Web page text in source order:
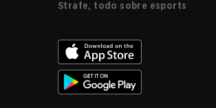
Strafe, todo sobre esports